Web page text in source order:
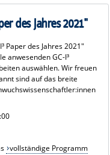
des Jahres 2021"
Paper des Jahres 2021"
anwesenden GC-I³
auswählen. Wir freuen
sind auf das breite
vollständige Programm